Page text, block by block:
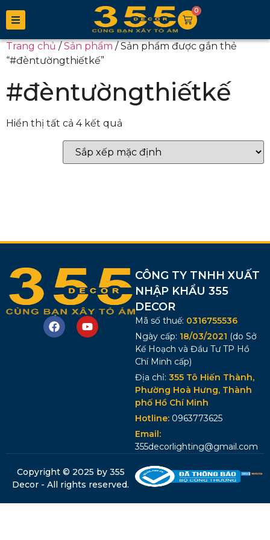
0
Trang chủ/Sản phẩm/ Sản phẩm được gắn thẻ
“#đèntườngthiếtkế”
#đèntườngthiếtkế
Hiển thị tất cả 4 kết quả
CÔNG TY TNHH XUẤT
NHẬP KHẨU 355
DECOR
Mã số thuế: 0316755536
Ngày cấp: 18/03/2021 (do Sở
Kế Hoạch và Đầu Tư TP Hồ
Chí Minh cấp)
Địa chỉ: 355 Tô Hiến Thành,
Phường Hoà Hưng, Thành
phố Hồ Chí Minh
Hotline: 0963773625
Email:
355decorlighting@gmail.com
Copyright © 2025 by 355
Decor - All rights reserved.